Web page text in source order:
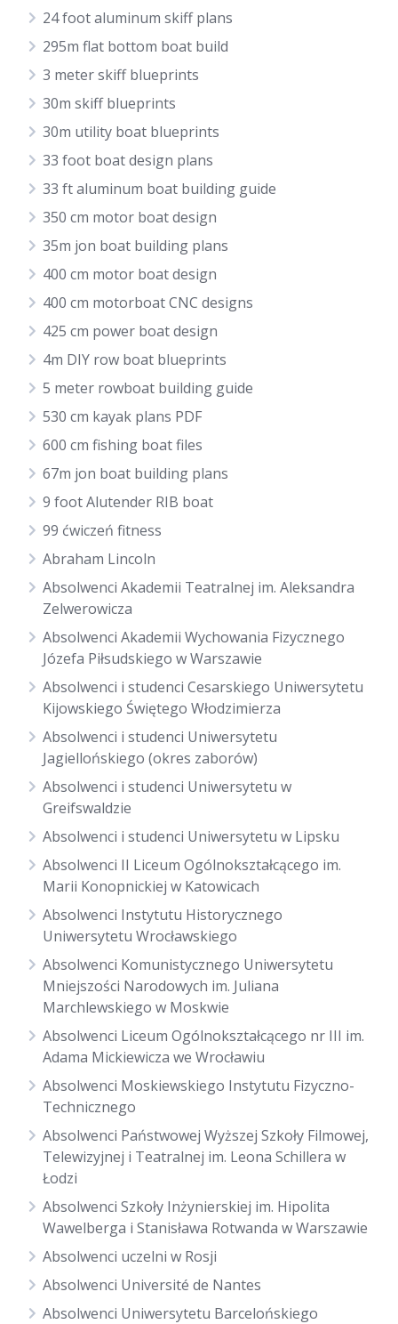
24 foot aluminum skiff plans
295m flat bottom boat build
3 meter skiff blueprints
30m skiff blueprints
30m utility boat blueprints
33 foot boat design plans
33 ft aluminum boat building guide
350 cm motor boat design
35m jon boat building plans
400 cm motor boat design
400 cm motorboat CNC designs
425 cm power boat design
4m DIY row boat blueprints
5 meter rowboat building guide
530 cm kayak plans PDF
600 cm fishing boat files
67m jon boat building plans
9 foot Alutender RIB boat
99 ćwiczeń fitness
Abraham Lincoln
Absolwenci Akademii Teatralnej im. Aleksandra
Zelwerowicza
Absolwenci Akademii Wychowania Fizycznego
Józefa Piłsudskiego w Warszawie
Absolwenci i studenci Cesarskiego Uniwersytetu
Kijowskiego Świętego Włodzimierza
Absolwenci i studenci Uniwersytetu
Jagiellońskiego (okres zaborów)
Absolwenci i studenci Uniwersytetu w
Greifswaldzie
Absolwenci i studenci Uniwersytetu w Lipsku
Absolwenci II Liceum Ogólnokształcącego im.
Marii Konopnickiej w Katowicach
Absolwenci Instytutu Historycznego
Uniwersytetu Wrocławskiego
Absolwenci Komunistycznego Uniwersytetu
Mniejszości Narodowych im. Juliana
Marchlewskiego w Moskwie
Absolwenci Liceum Ogólnokształcącego nr III im.
Adama Mickiewicza we Wrocławiu
Absolwenci Moskiewskiego Instytutu Fizyczno-
Technicznego
Absolwenci Państwowej Wyższej Szkoły Filmowej,
Telewizyjnej i Teatralnej im. Leona Schillera w
Łodzi
Absolwenci Szkoły Inżynierskiej im. Hipolita
Wawelberga i Stanisława Rotwanda w Warszawie
Absolwenci uczelni w Rosji
Absolwenci Université de Nantes
Absolwenci Uniwersytetu Barcelońskiego